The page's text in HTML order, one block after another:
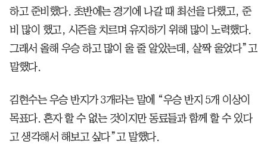
하고 준비했다. 초반에는 경기에 나갈 때 최선을 다했고, 준
비 많이 했고, 시즌을 치르며 유지하기 위해 많이 노력했다.
그래서 올해 우승 하고 많이 울 줄 알았는데, 살짝 울었다”고
말했다.
김현수는 우승 반지가 3개라는 말에 “우승 반지 5개 이상이
목표다. 혼자 할 수 없는 것이지만 동료들과 함께 할 수 있다
고 생각해서 해보고 싶다”고 말했다.